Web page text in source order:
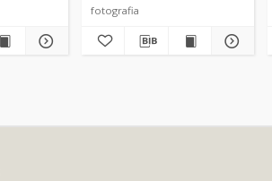
fotografia